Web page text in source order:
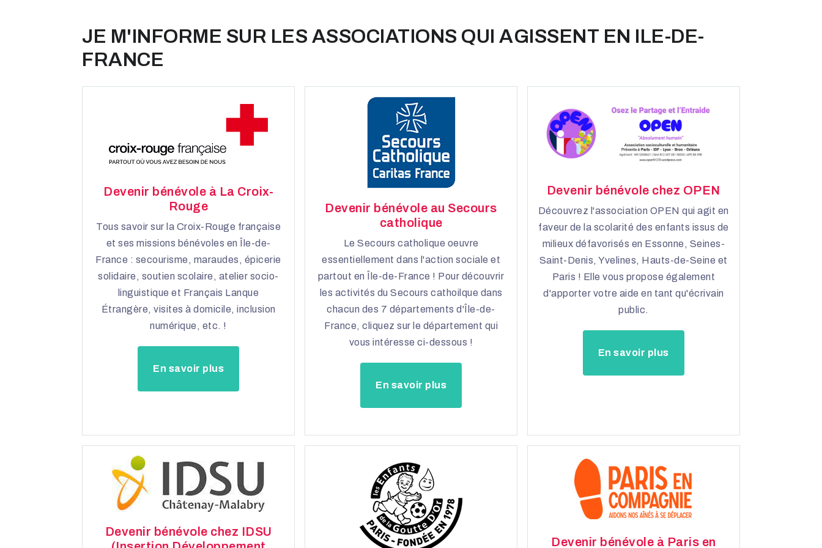
JE M'INFORME SUR LES ASSOCIATIONS QUI AGISSENT EN ILE-DE-
FRANCE
Devenir bénévole à La Croix-
Rouge
Tous savoir sur la Croix-Rouge française
et ses missions bénévoles en Île-de-
France : secourisme, maraudes, épicerie
solidaire, soutien scolaire, atelier socio-
linguistique et Français Lanque
Étrangère, visites à domicile, inclusion
numérique, etc. !
En savoir plus
Devenir bénévole au Secours
catholique
Le Secours catholique oeuvre
essentiellement dans l'action sociale et
partout en Île-de-France ! Pour découvrir
les activités du Secours cathoilque dans
chacun des 7 départements d'Île-de-
France, cliquez sur le département qui
vous intéresse ci-dessous !
En savoir plus
Devenir bénévole chez OPEN
Découvrez l'association OPEN qui agit en
faveur de la scolarité des enfants issus de
milieux défavorisés en Essonne, Seines-
Saint-Denis, Yvelines, Hauts-de-Seine et
Paris ! Elle vous propose également
d'apporter votre aide en tant qu'écrivain
public.
En savoir plus
Devenir bénévole chez IDSU
Devenir bénévole à Paris en